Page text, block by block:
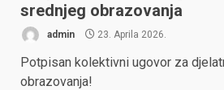
srednjeg obrazovanja
admin 23. Aprila 2026.
Potpisan kolektivni ugovor za
obrazovanja!